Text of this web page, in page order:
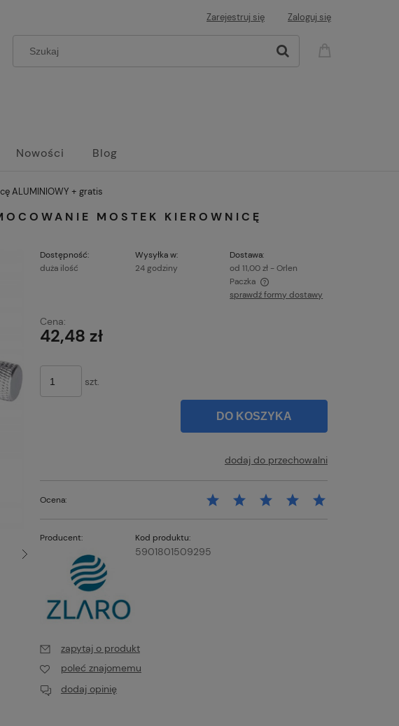
Zarejestruj się Zaloguj się
Nowości Blog
ALUMINIOWY + gratis
MOSTEK KIEROWNICĘ
Dostępność:
duża ilość
Wysyłka w:
24 godziny
Dostawa:
od 11,00 zł - Orlen
Paczka
sprawdź formy dostawy
Cena:
42,48 zł
szt.
DO KOSZYKA
dodaj do przechowalni
Ocena:
Producent: Kod produktu:
5901801509295
zapytaj o produkt
poleć znajomemu
dodaj opinię